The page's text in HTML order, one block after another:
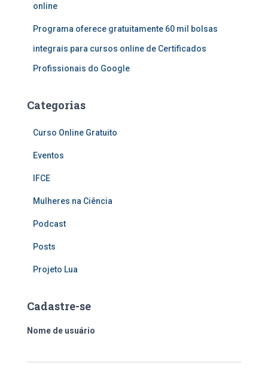
online
Programa oferece gratuitamente 60 mil bolsas
integrais para cursos online de Certificados
Profissionais do Google
Categorias
Curso Online Gratuito
Eventos
IFCE
Mulheres na Ciência
Podcast
Posts
Projeto Lua
Cadastre-se
Nome de usuário